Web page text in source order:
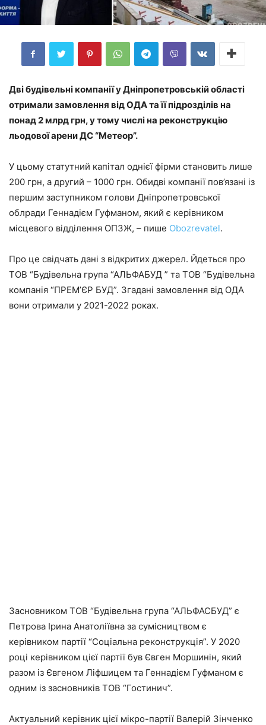
Дві будівельні компанії у Дніпропетровській області
отримали замовлення від ОДА та її підрозділів на
понад 2 млрд грн, у тому числі на реконструкцію
льодової арени ДС “Метеор”.
У цьому статутний капітал однієї фірми становить лише
200 грн, а другий – 1000 грн. Обидві компанії пов’язані із
першим заступником голови Дніпропетровської
облради Геннадієм Гуфманом, який є керівником
місцевого відділення ОПЗЖ, – пише Оbozrevatel.
Про це свідчать дані з відкритих джерел. Йдеться про
ТОВ “Будівельна група “АЛЬФАБУД ” та ТОВ “Будівельна
компанія “ПРЕМ’ЄР БУД”. Згадані замовлення від ОДА
вони отримали у 2021-2022 роках.
Засновником ТОВ “Будівельна група “АЛЬФАСБУД” є
Петрова Ірина Анатоліївна за сумісництвом є
керівником партії “Соціальна реконструкція”. У 2020
році керівником цієї партії був Євген Моршинін, який
разом із Євгеном Ліфшицем та Геннадієм Гуфманом є
одним із засновників ТОВ “Гостинич”.
Актуальний керівник цієї мікро-партії Валерій Зінченко